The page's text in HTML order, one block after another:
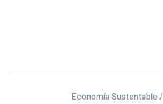
Economía Sustentable /